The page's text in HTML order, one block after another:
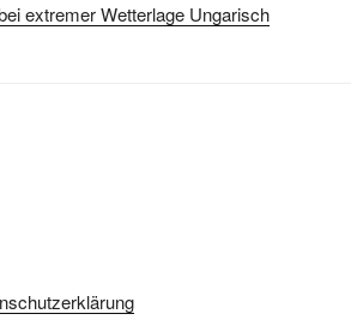
extremer Wetterlage Ungarisch